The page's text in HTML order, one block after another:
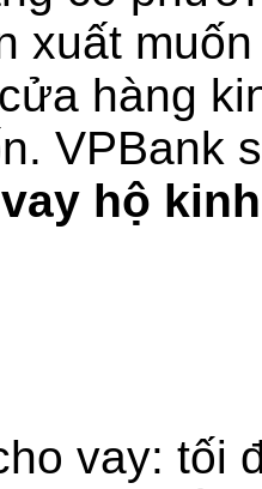
xuất
hàng
VPBank
hộ
vay: tối